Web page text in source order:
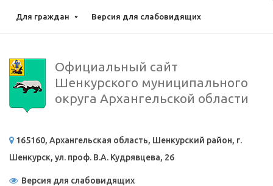
Для граждан Версия для слабовидящих
Официальный сайт
Шенкурского муниципального
округа Архангельской области
165160, Архангельская область, Шенкурский район, г.
Шенкурск, ул. проф. В.А. Кудрявцева, 26
Версия для слабовидящих